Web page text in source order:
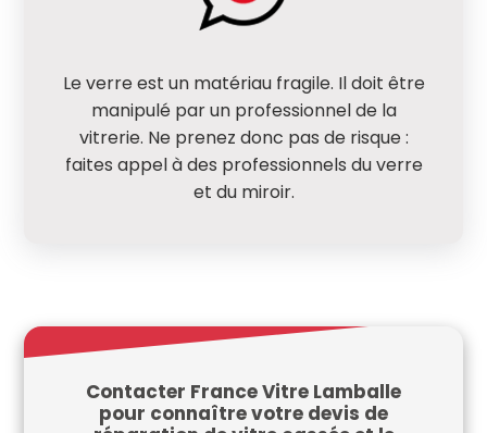
Le verre est un matériau fragile. Il doit être
manipulé par un professionnel de la
vitrerie. Ne prenez donc pas de risque :
faites appel à des professionnels du verre
et du miroir.
Contacter France Vitre Lamballe
pour connaître votre devis de